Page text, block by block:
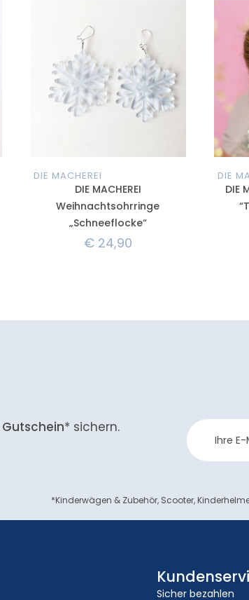
DIE MACHEREI
DIE MACHEREI
Weihnachtsohrringe
„Schneeflocke“
€24,90
DIE
DIE
Gutschein* sichern.
Newsletter
*Kinderwägen & Zubehör, Scooter,
Sicher bezahlen